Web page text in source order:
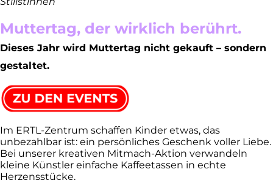
Muttertag, der wirklich berührt.
Dieses Jahr wird Muttertag nicht gekauft – sondern
gestaltet.
Im ERTL-Zentrum schaffen Kinder etwas, das
unbezahlbar ist: ein persönliches Geschenk voller Liebe.
Bei unserer kreativen Mitmach-Aktion verwandeln
kleine Künstler einfache Kaffeetassen in echte
Herzensstücke.